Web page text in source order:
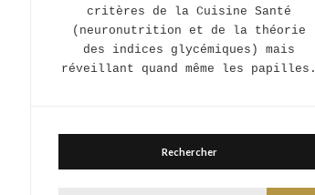
critères de la Cuisine Santé
(neuronutrition et de la théorie
des indices glycémiques) mais
réveillant quand même les papilles.
Rechercher